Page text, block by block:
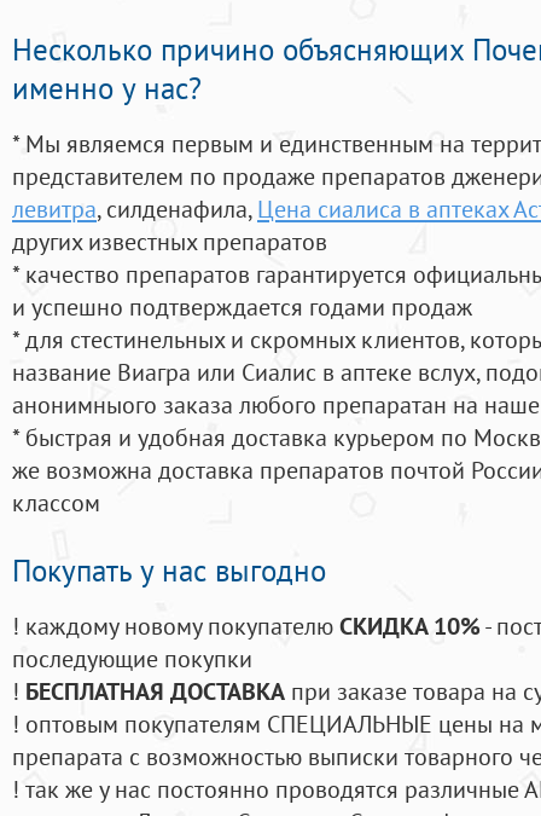
Несколько причино объясняющих
именно у нас?
* Мы являемся первым и единственным на
представителем по продаже препаратов
левитра, силденафила, Цена сиалиса в аптеках
других известных препаратов
* качество препаратов гарантируется
и успешно подтверждается годами продаж
* для стестинельных и скромных клиентов,
название Виагра или Сиалис в аптеке вслух,
анонимныого заказа любого препаратан на
* быстрая и удобная доставка курьером по
же возможна доставка препаратов почтой
классом
Покупать у нас выгодно
! каждому новому покупателюСКИДКА 10%-
последующие покупки
! БЕСПЛАТНАЯ ДОСТАВКА при заказе товара на
! оптовым покупателям СПЕЦИАЛЬНЫЕ цены на
препарата с возможностью выписки товарного
! так же у нас постоянно проводятся